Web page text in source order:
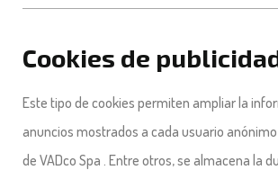
Cookies de
Este tipo de cookies permiten ampliar la
anuncios mostrados a cada usuario
de VADco Spa . Entre otros, se almacena la